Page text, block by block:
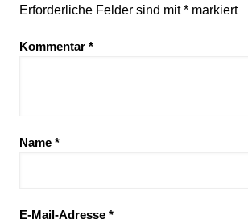
Erforderliche Felder sind mit*markiert
Kommentar *
Name *
E-Mail-Adresse *